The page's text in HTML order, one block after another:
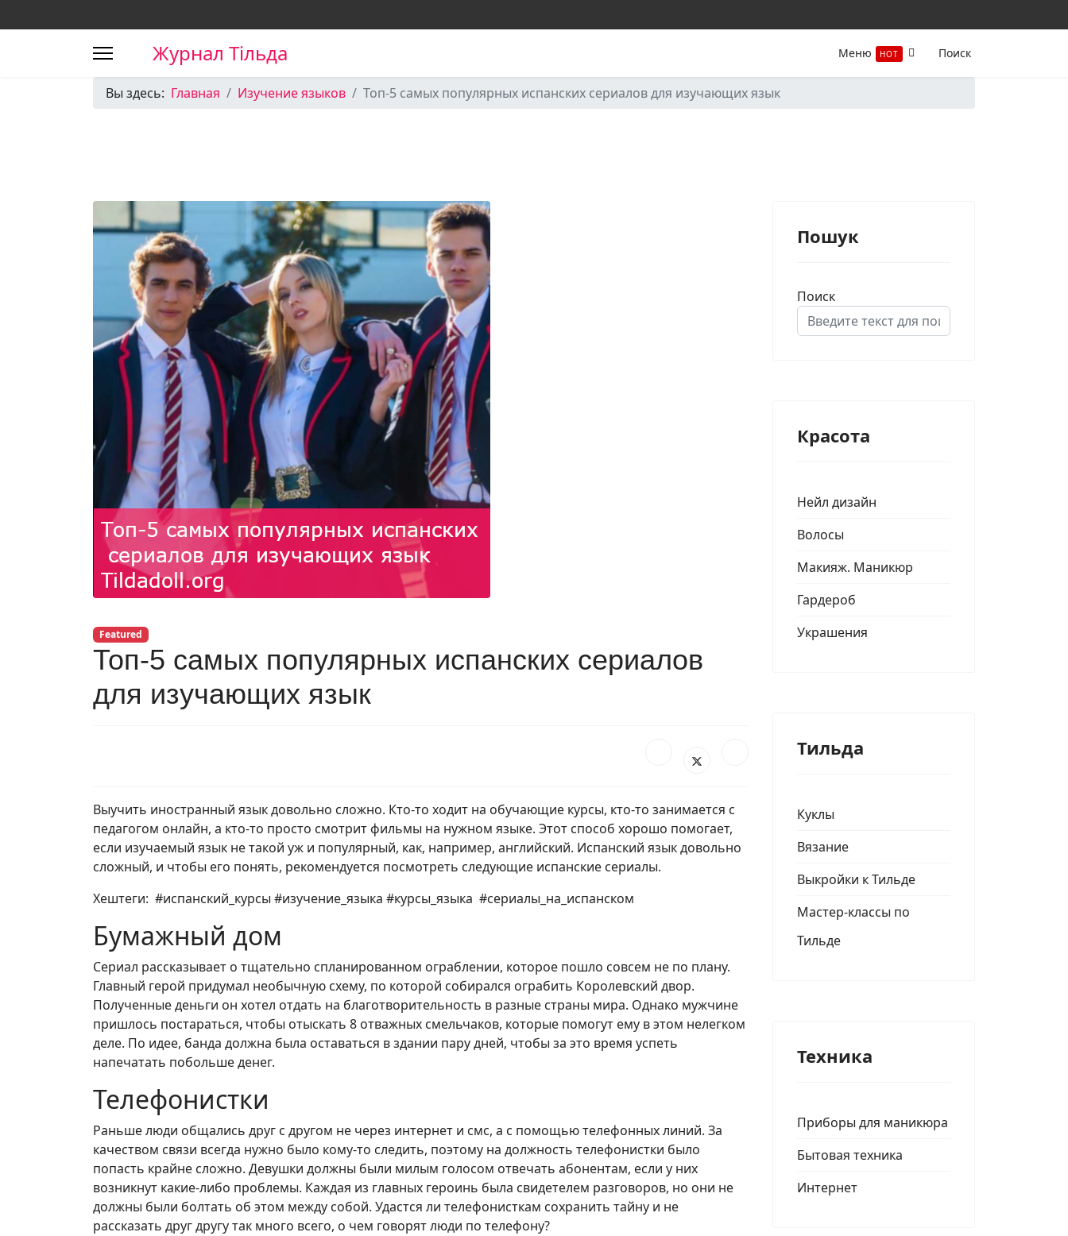
Журнал Тільда Меню HOT Поиск
Вы здесь: Главная Изучение языков Топ-5 самых популярных испанских сериалов для изучающих язык
Featured
Топ-5 самых популярных испанских сериалов
для изучающих язык
Выучить иностранный язык довольно сложно. Кто-то ходит на обучающие курсы, кто-то занимается с
педагогом онлайн, а кто-то просто смотрит фильмы на нужном языке. Этот способ хорошо помогает,
если изучаемый язык не такой уж и популярный, как, например, английский. Испанский язык довольно
сложный, и чтобы его понять, рекомендуется посмотреть следующие испанские сериалы.
Хештеги: #испанский_курсы #изучение_языка #курсы_языка #сериалы_на_испанском
Бумажный дом
Сериал рассказывает о тщательно спланированном ограблении, которое пошло совсем не по плану.
Главный герой придумал необычную схему, по которой собирался ограбить Королевский двор.
Полученные деньги он хотел отдать на благотворительность в разные страны мира. Однако мужчине
пришлось постараться, чтобы отыскать 8 отважных смельчаков, которые помогут ему в этом нелегком
деле. По идее, банда должна была оставаться в здании пару дней, чтобы за это время успеть
напечатать побольше денег.
Телефонистки
Раньше люди общались друг с другом не через интернет и смс, а с помощью телефонных линий. За
качеством связи всегда нужно было кому-то следить, поэтому на должность телефонистки было
попасть крайне сложно. Девушки должны были милым голосом отвечать абонентам, если у них
возникнут какие-либо проблемы. Каждая из главных героинь была свидетелем разговоров, но они не
должны были болтать об этом между собой. Удастся ли телефонисткам сохранить тайну и не
рассказать друг другу так много всего, о чем говорят люди по телефону?
Пошук
Поиск
Красота
Нейл дизайн
Волосы
Макияж. Маникюр
Гардероб
Украшения
Тильда
Куклы
Вязание
Выкройки к Тильде
Мастер-классы по
Тильде
Техника
Приборы для маникюра
Бытовая техника
Интернет